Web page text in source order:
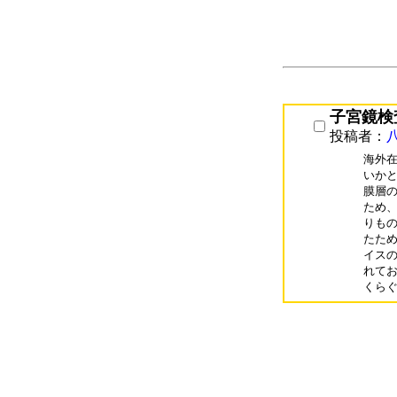
子宮鏡
投稿者：
海外
いか
膜層
ため
りも
たた
イス
れて
くら